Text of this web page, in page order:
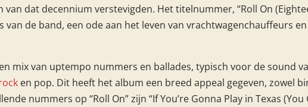
dat decennium verstevigden. Het titelnummer, “Roll On
van de band, een ode aan het leven van vrachtwagenchauffeurs
mix van uptempo nummers en ballades, typisch voor de sound
en pop. Dit heeft het album een breed appeal gegeven, zowel
nummers op “Roll On” zijn “If You’re Gonna Play in Texas